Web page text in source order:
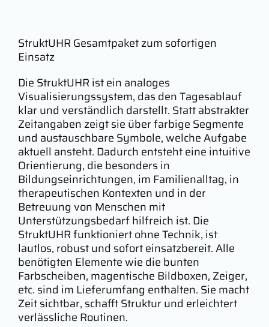
StruktUHR Gesamtpaket zum sofortigen
Einsatz
Die StruktUHR ist ein analoges
Visualisierungssystem, das den Tagesablauf
klar und verständlich darstellt. Statt abstrakter
Zeitangaben zeigt sie über farbige Segmente
und austauschbare Symbole, welche Aufgabe
aktuell ansteht. Dadurch entsteht eine intuitive
Orientierung, die besonders in
Bildungseinrichtungen, im Familienalltag, in
therapeutischen Kontexten und in der
Betreuung von Menschen mit
Unterstützungsbedarf hilfreich ist. Die
StruktUHR funktioniert ohne Technik, ist
lautlos, robust und sofort einsatzbereit. Alle
benötigten Elemente wie die bunten
Farbscheiben, magentische Bildboxen, Zeiger,
etc. sind im Lieferumfang enthalten. Sie macht
Zeit sichtbar, schafft Struktur und erleichtert
verlässliche Routinen.